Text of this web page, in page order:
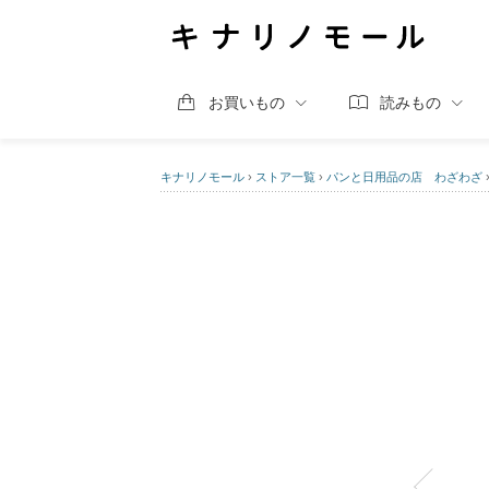
お買いもの 読みもの
キナリノモール › ストア一覧 › パンと日用品の店 わざわざ